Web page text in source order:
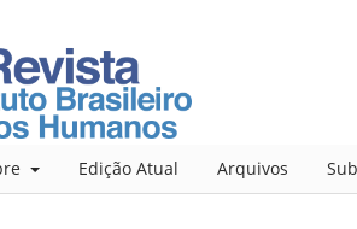
Edição Atual Arquivos